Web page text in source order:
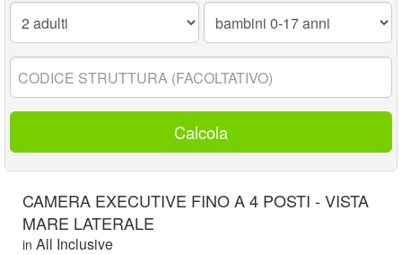
Adulti:
Bambini
17
Codice
struttura:
Calcola
CAMERA EXECUTIVE FINO A 4 POSTI - VISTA
MARE LATERALE
in All Inclusive